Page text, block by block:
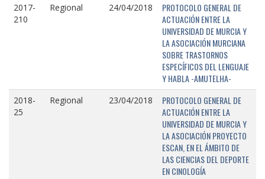
2017-
210
Regional 24/04/2018
PROTOCOLO GENERAL DE
ACTUACIÓN ENTRE LA
UNIVERSIDAD DE MURCIA Y
LA ASOCIACIÓN MURCIANA
SOBRE TRASTORNOS
ESPECÍFICOS DEL LENGUAJE
Y HABLA -AMUTELHA-
2018-
25
Regional 23/04/2018
PROTOCOLO GENERAL DE
ACTUACIÓN ENTRE LA
UNIVERSIDAD DE MURCIA Y
LA ASOCIACIÓN PROYECTO
ESCAN, EN EL ÁMBITO DE
LAS CIENCIAS DEL DEPORTE
EN CINOLOGÍA